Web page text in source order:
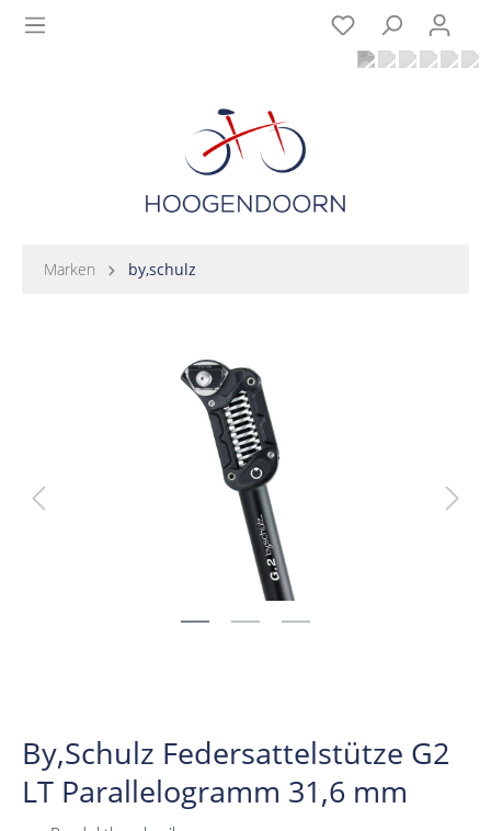
Marken by,schulz
By,Schulz Federsattelstütze G2
LT Parallelogramm 31,6 mm